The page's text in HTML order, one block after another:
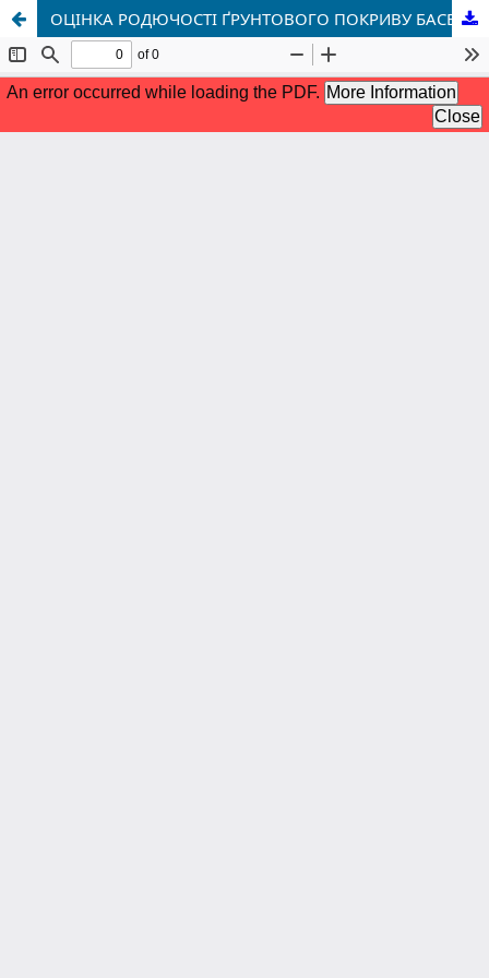
ОЦІНКА РОДЮЧОСТІ ҐРУНТОВОГО ПОКРИВУ БАСЕЙНУ РІЧКИ УСТЯ ЗА ПОКАЗНИКАМИ КОМПЛЕКСНОГО АГРОХІМІЧНОГО БАЛУ